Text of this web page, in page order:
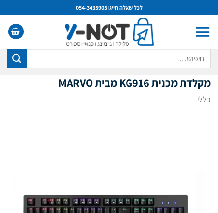
to
content
לכל שאלה חייגו 054-3435905
מקלדת מכנית KG916 מבית MARVO
כללי